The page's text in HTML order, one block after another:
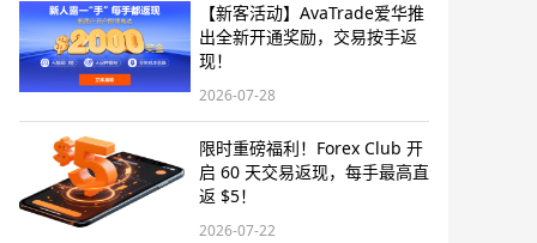
【新客活动】AvaTrade爱华推
出全新开通奖励，交易按手返
现！
2026-07-28
限时重磅福利！Forex Club 开
启 60 天交易返现，每手最高直
返 $5！
2026-07-22